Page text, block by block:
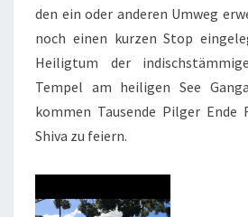
den ein oder anderen Umweg
noch einen kurzen Stop
Heiligtum der
Tempel am heiligen See
kommen Tausende Pilger Ende
Shiva zu feiern.